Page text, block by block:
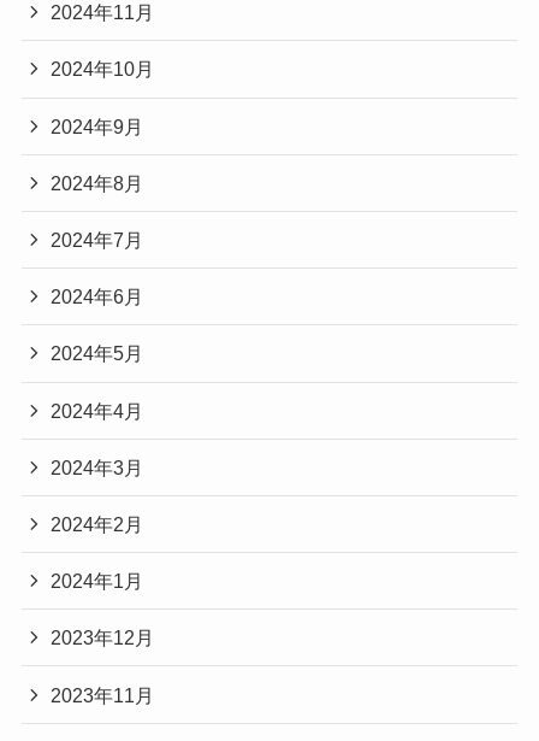
2024年11月
2024年10月
2024年9月
2024年8月
2024年7月
2024年6月
2024年5月
2024年4月
2024年3月
2024年2月
2024年1月
2023年12月
2023年11月